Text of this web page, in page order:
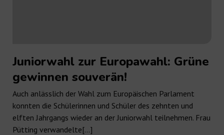
Juniorwahl zur Europawahl: Grüne
gewinnen souverän!
Auch anlässlich der Wahl zum Europäischen Parlament
konnten die Schülerinnen und Schüler des zehnten und
elften Jahrgangs wieder an der Juniorwahl teilnehmen. Frau
Pütting verwandelte[…]